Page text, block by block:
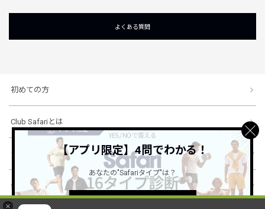
×
よくある質問
初めての方
Club Safariとは
ショッピングガイド
会社概要・規約
【アプリ限定】4問でわかる！
あなたの"Safariタイプ"は？
詳しくはこちら ＞